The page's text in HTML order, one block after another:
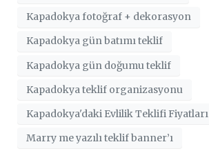
Kapadokya fotoğraf + dekorasyon
Kapadokya gün batımı teklif
Kapadokya gün doğumu teklif
Kapadokya teklif organizasyonu
Kapadokya'daki Evlilik Teklifi Fiyatları
Marry me yazılı teklif banner’ı